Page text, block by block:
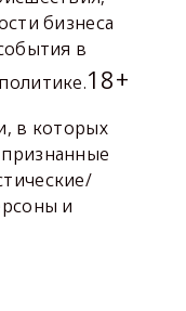
бизнеса
в
18+
в которых
и